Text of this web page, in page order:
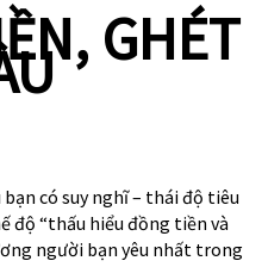
GHÉT
có suy nghĩ – thái độ tiêu
độ “thấu hiểu đồng tiền và
người bạn yêu nhất trong